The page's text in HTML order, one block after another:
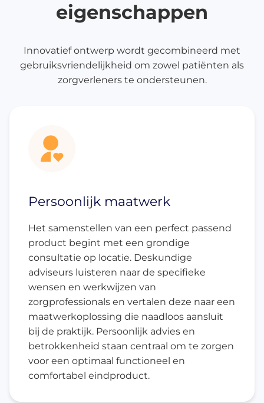
eigenschappen
Innovatief ontwerp wordt gecombineerd met
gebruiksvriendelijkheid om zowel patiënten als
zorgverleners te ondersteunen.
Persoonlijk maatwerk
Het samenstellen van een perfect passend
product begint met een grondige
consultatie op locatie. Deskundige
adviseurs luisteren naar de specifieke
wensen en werkwijzen van
zorgprofessionals en vertalen deze naar een
maatwerkoplossing die naadloos aansluit
bij de praktijk. Persoonlijk advies en
betrokkenheid staan centraal om te zorgen
voor een optimaal functioneel en
comfortabel eindproduct.